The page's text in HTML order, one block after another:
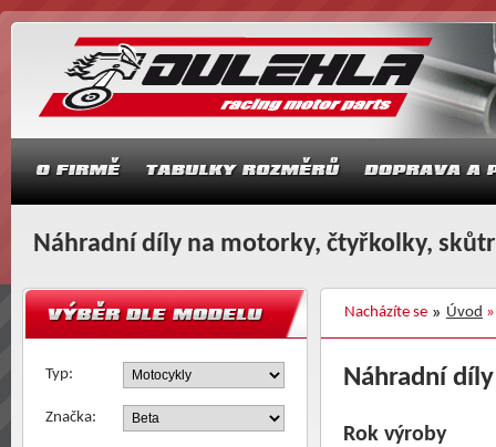
Náhradní díly na motorky, čtyřkolky,
Nacházíte se Úvod
Typ:
Značka:
Náhradní
Rok výroby